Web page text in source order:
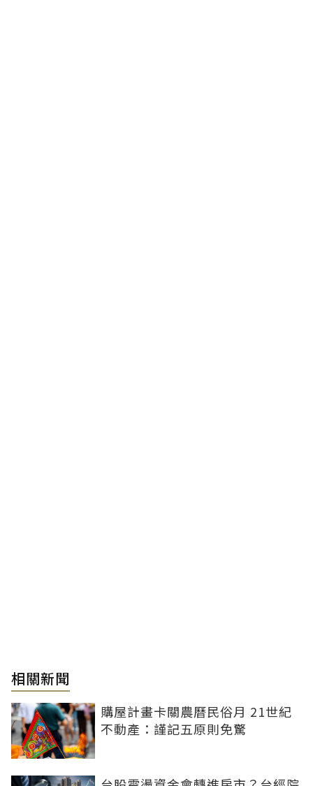
相關新聞
購屋計畫卡關農曆民俗月 21世紀
不動產：謹記五原則免驚